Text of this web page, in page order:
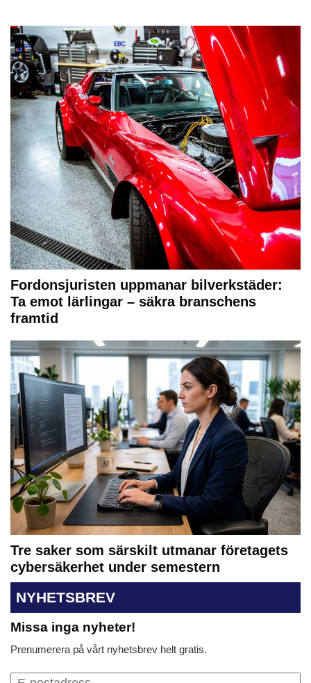
Fordonsjuristen uppmanar bilverkstäder:
Ta emot lärlingar – säkra branschens
framtid
Tre saker som särskilt utmanar företagets
cybersäkerhet under semestern
NYHETSBREV
Missa inga nyheter!
Prenumerera på vårt nyhetsbrev helt gratis.